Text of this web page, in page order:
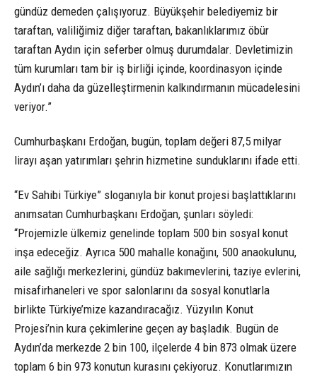
gündüz demeden çalışıyoruz. Büyükşehir belediyemiz bir
taraftan, valiliğimiz diğer taraftan, bakanlıklarımız öbür
taraftan Aydın için seferber olmuş durumdalar. Devletimizin
tüm kurumları tam bir iş birliği içinde, koordinasyon içinde
Aydın’ı daha da güzelleştirmenin kalkındırmanın mücadelesini
veriyor.”
Cumhurbaşkanı Erdoğan, bugün, toplam değeri 87,5 milyar
lirayı aşan yatırımları şehrin hizmetine sunduklarını ifade etti.
“Ev Sahibi Türkiye” sloganıyla bir konut projesi başlattıklarını
anımsatan Cumhurbaşkanı Erdoğan, şunları söyledi:
“Projemizle ülkemiz genelinde toplam 500 bin sosyal konut
inşa edeceğiz. Ayrıca 500 mahalle konağını, 500 anaokulunu,
aile sağlığı merkezlerini, gündüz bakımevlerini, taziye evlerini,
misafirhaneleri ve spor salonlarını da sosyal konutlarla
birlikte Türkiye’mize kazandıracağız. Yüzyılın Konut
Projesi’nin kura çekimlerine geçen ay başladık. Bugün de
Aydın’da merkezde 2 bin 100, ilçelerde 4 bin 873 olmak üzere
toplam 6 bin 973 konutun kurasını çekiyoruz. Konutlarımızın